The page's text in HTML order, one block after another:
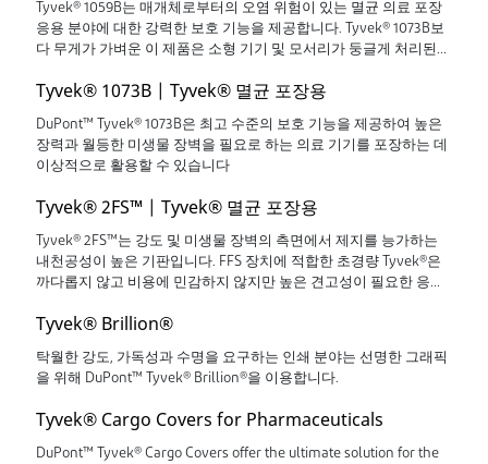
Tyvek® 1059B는 매개체로부터의 오염 위험이 있는 멸균 의료 포장
응용 분야에 대한 강력한 보호 기능을 제공합니다. Tyvek® 1073B보
다 무게가 가벼운 이 제품은 소형 기기 및 모서리가 둥글게 처리된
Tyvek® 1073B | Tyvek® 멸균 포장용
DuPont™ Tyvek® 1073B은 최고 수준의 보호 기능을 제공하여 높은
장력과 월등한 미생물 장벽을 필요로 하는 의료 기기를 포장하는 데
이상적으로 활용할 수 있습니다
Tyvek® 2FS™ | Tyvek® 멸균 포장용
Tyvek® 2FS™는 강도 및 미생물 장벽의 측면에서 제지를 능가하는
내천공성이 높은 기판입니다. FFS 장치에 적합한 초경량 Tyvek®은
까다롭지 않고 비용에 민감하지 않지만 높은 견고성이 필요한 응용
Tyvek® Brillion®
탁월한 강도, 가독성과 수명을 요구하는 인쇄 분야는 선명한 그래픽
을 위해 DuPont™ Tyvek® Brillion®을 이용합니다.
Tyvek® Cargo Covers for Pharmaceuticals
DuPont™ Tyvek® Cargo Covers offer the ultimate solution for the